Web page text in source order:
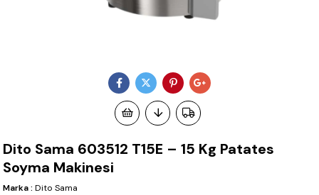
Dito Sama 603512 T15E – 15 Kg Patates
Soyma Makinesi
Marka : Dito Sama